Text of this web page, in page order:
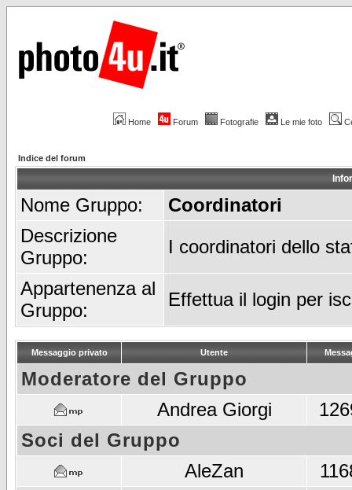
Home Forum Fotografie Le mie foto
Indice del forum
Nome Gruppo:
Coordinatori
Descrizione
Gruppo:
I coordinatori dello
Appartenenza al
Gruppo:
Effettua il login per
Messaggio privato Utente
Moderatore del Gruppo
Andrea Giorgi
Soci del Gruppo
AleZan